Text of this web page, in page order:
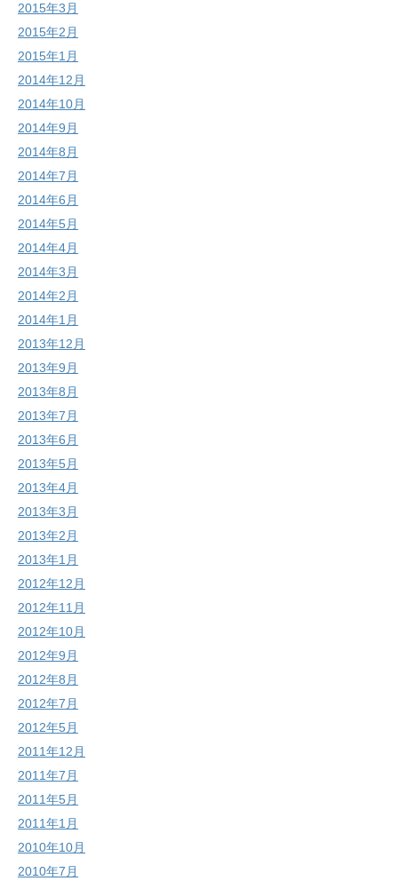
2015年3月
2015年2月
2015年1月
2014年12月
2014年10月
2014年9月
2014年8月
2014年7月
2014年6月
2014年5月
2014年4月
2014年3月
2014年2月
2014年1月
2013年12月
2013年9月
2013年8月
2013年7月
2013年6月
2013年5月
2013年4月
2013年3月
2013年2月
2013年1月
2012年12月
2012年11月
2012年10月
2012年9月
2012年8月
2012年7月
2012年5月
2011年12月
2011年7月
2011年5月
2011年1月
2010年10月
2010年7月